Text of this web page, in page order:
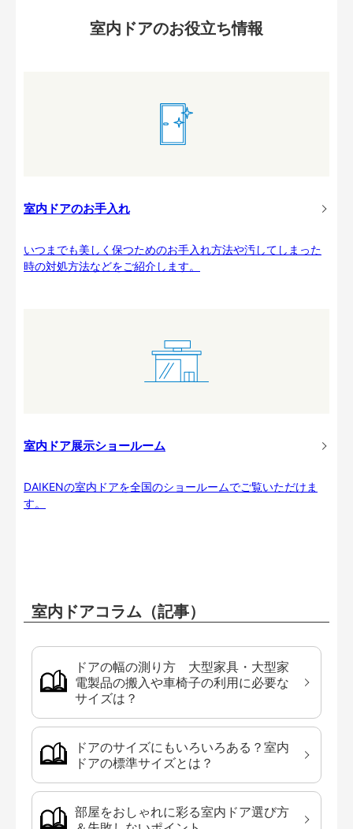
室内ドアのお役立ち情報
室内ドアのお手入れ
いつまでも美しく保つためのお手入れ方法や汚してしまった
時の対処方法などをご紹介します。
室内ドア展示ショールーム
DAIKENの室内ドアを全国のショールームでご覧いただけま
す。
室内ドアコラム（記事）
ドアの幅の測り方 大型家具・大型家
電製品の搬入や車椅子の利用に必要な
サイズは？
ドアのサイズにもいろいろある？室内
ドアの標準サイズとは？
部屋をおしゃれに彩る室内ドア選び方